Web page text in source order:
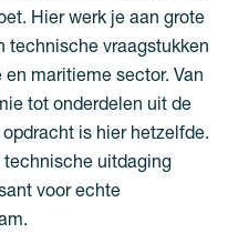
Hier werk je aan grote
technische vraagstukken
maritieme sector. Van
tot onderdelen uit de
is hier hetzelfde.
uitdaging
voor echte